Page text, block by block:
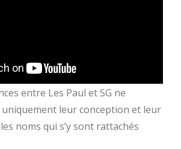
entre Les Paul et SG ne
leur conception et leur
noms qui s’y sont rattachés